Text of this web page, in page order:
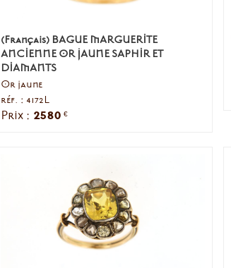
(Français) BAGUE MARGUERITE
ANCIENNE OR JAUNE SAPHIR ET
DIAMANTS
Or jaune
réf. : 4172L
Prix : 2580 €